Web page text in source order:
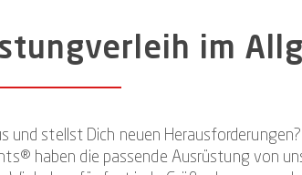
im
stellst Dich neuen
haben die passende Ausrüstung von